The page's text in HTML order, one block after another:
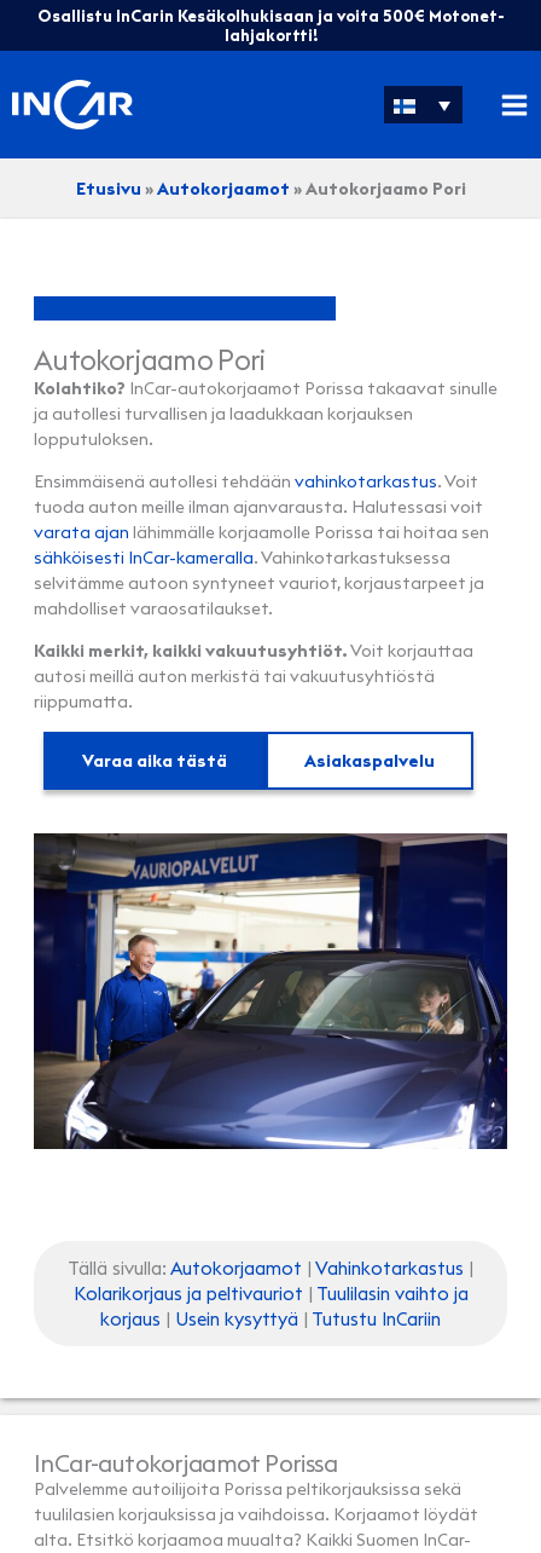
Osallistu InCarin Kesäkolhukisaan ja voita 500€ Motonet-
lahjakortti!
Etusivu »Autokorjaamot »Autokorjaamo Pori
Autokorjaamo Pori
Kolahtiko? InCar-autokorjaamot Porissa takaavat sinulle
ja autollesi turvallisen ja laadukkaan korjauksen
lopputuloksen.
Ensimmäisenä autollesi tehdään vahinkotarkastus. Voit
tuoda auton meille ilman ajanvarausta. Halutessasi voit
varata ajan lähimmälle korjaamolle Porissa tai hoitaa sen
sähköisesti InCar-kameralla. Vahinkotarkastuksessa
selvitämme autoon syntyneet vauriot, korjaustarpeet ja
mahdolliset varaosatilaukset.
Kaikki merkit, kaikki vakuutusyhtiöt.Voit korjauttaa
autosi meillä auton merkistä tai vakuutusyhtiöstä
riippumatta.
Varaa aika tästä Asiakaspalvelu
Tällä sivulla: Autokorjaamot | Vahinkotarkastus |
Kolarikorjaus ja peltivauriot | Tuulilasin vaihto ja
korjaus | Usein kysyttyä | Tutustu InCariin
InCar-autokorjaamot Porissa
Palvelemme autoilijoita Porissa peltikorjauksissa sekä
tuulilasien korjauksissa ja vaihdoissa. Korjaamot löydät
alta. Etsitkö korjaamoa muualta? Kaikki Suomen InCar-